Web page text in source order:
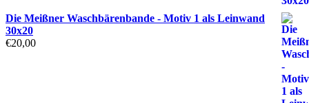
Die Meißner Waschbärenbande - Motiv 1 als Leinwand
30x20
€20,00